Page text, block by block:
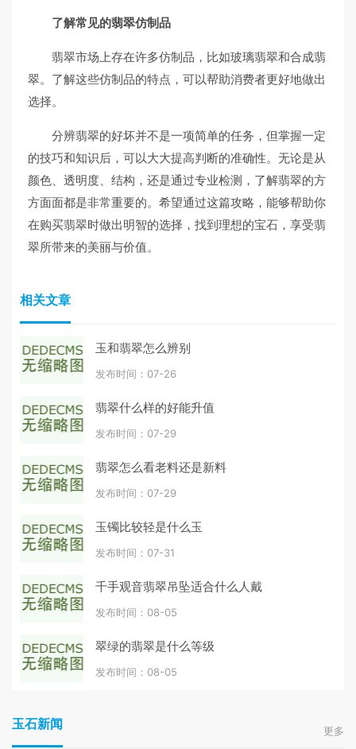
了解常见的翡翠仿制品
翡翠市场上存在许多仿制品，比如玻璃翡翠和合成翡
翠。了解这些仿制品的特点，可以帮助消费者更好地做出
选择。
分辨翡翠的好坏并不是一项简单的任务，但掌握一定
的技巧和知识后，可以大大提高判断的准确性。无论是从
颜色、透明度、结构，还是通过专业检测，了解翡翠的方
方面面都是非常重要的。希望通过这篇攻略，能够帮助你
在购买翡翠时做出明智的选择，找到理想的宝石，享受翡
翠所带来的美丽与价值。
相关文章
玉和翡翠怎么辨别
发布时间：07-26
翡翠什么样的好能升值
发布时间：07-29
翡翠怎么看老料还是新料
发布时间：07-29
玉镯比较轻是什么玉
发布时间：07-31
千手观音翡翠吊坠适合什么人戴
发布时间：08-05
翠绿的翡翠是什么等级
发布时间：08-05
玉石新闻 更多